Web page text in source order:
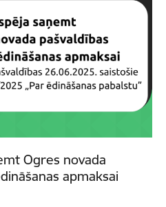
Ogres novada
apmaksai